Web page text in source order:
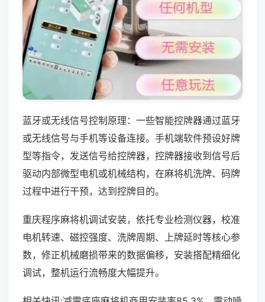
蓝牙或无线信号控制原理：一些智能控牌器通过蓝牙
或无线信号与手机等设备连接。手机端软件预设好牌
型等指令，发送信号给控牌器，控牌器接收到信号后
驱动内部微型电机或机械结构，在麻将机洗牌、码牌
过程中进行干预，达到控牌目的。
重庆程序麻将机调试安装，依托专业检测仪器，校准
电机转速、磁控强度、洗牌周期、上牌延时等核心参
数，修正机械磨损带来的数据偏移，安装搭配精细化
调试，整机运行流畅度大幅提升。